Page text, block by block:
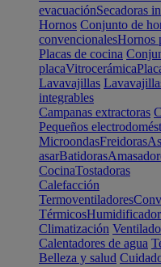
evacuaciónSecadoras
Hornos Conjunto de
convencionalesHornos
Placas de cocina
placaVitrocerámica
Lavavajillas
integrables
Campanas extractoras
Pequeños
MicroondasFreidoras
asarBatidoras
CocinaTostadoras
Calefacción
Termoventiladores
Térmicos
Climatización
Calentadores de agua
Belleza y salud